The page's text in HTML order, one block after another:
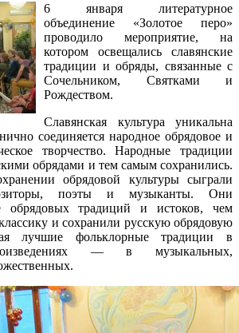
6 января литературное
объединение «Золотое перо»
проводило мероприятие, на
котором освещались славянские
традиции и обряды, связанные с
Сочельником, Святками и
Рождеством.
Славянская культура уникальна
соединяется народное обрядовое и
творчество. Народные традиции
обрядами и тем самым сохранились.
обрядовой культуры сыграли
поэты и музыканты. Они
обрядовых традиций и истоков, чем
и сохранили русскую обрядовую
лучшие фольклорные традиции в
— в музыкальных,